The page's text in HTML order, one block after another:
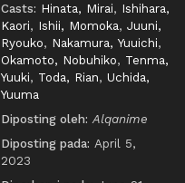
Casts: Hinata, Mirai, Ishihara,
Kaori, Ishii, Momoka,Juuni,
Ryouko, Nakamura, Yuuichi,
Okamoto, Nobuhiko, Tenma,
Yuuki, Toda, Rian,Uchida,
Yuuma
Diposting oleh: Alqanime
Diposting pada: April 5,
2023